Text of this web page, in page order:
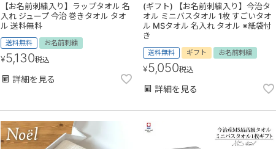
【お名前刺繍入り】ラップタオル 名
入れ ジュープ 今治 巻きタオル タオ
ル 送料無料
送料無料 お名前刺繍
¥5,130税込
詳細を見る
(ギフト) 【お名前刺繍入り】今治タ
オル ミニバスタオル 1枚 すごいタオ
ル MSタオル 名入れ タオル ※紙袋付
き
送料無料 ギフト お名前刺繍
¥5,050税込
詳細を見る